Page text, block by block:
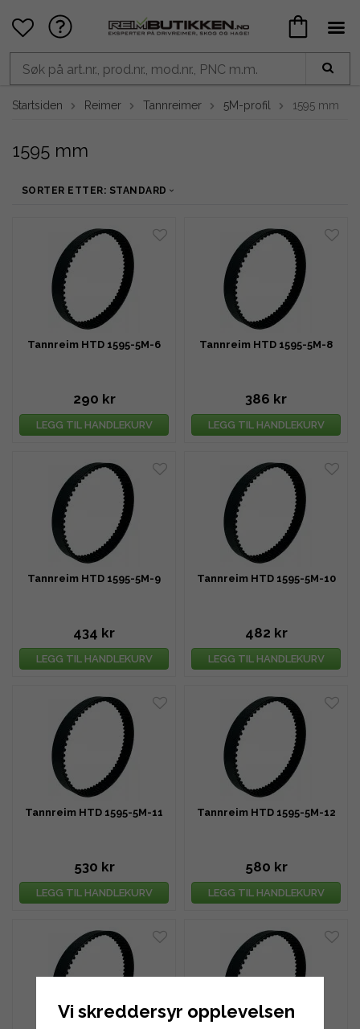
Startsiden Reimer Tannreimer 5M-profil 1595 mm
1595 mm
SORTER ETTER: STANDARD
Tannreim HTD 1595-5M-6
290 kr
LEGG TIL HANDLEKURV
Tannreim HTD 1595-5M-8
386 kr
LEGG TIL HANDLEKURV
Tannreim HTD 1595-5M-9
434 kr
LEGG TIL HANDLEKURV
Tannreim HTD 1595-5M-10
482 kr
LEGG TIL HANDLEKURV
Tannreim HTD 1595-5M-11
530 kr
LEGG TIL HANDLEKURV
Tannreim HTD 1595-5M-12
580 kr
LEGG TIL HANDLEKURV
Vi skreddersyr opplevelsen